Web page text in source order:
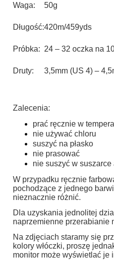
Waga: 50g
Długość:420m/459yds
Próbka: 24 – 32 oczka na
Druty: 3,5mm (US 4) –
Zalecenia:
prać ręcznie w
nie używać chloru
suszyć na płasko
nie prasować
nie suszyć w suszarce
W przypadku ręcznie
pochodzące z jednego
nieznacznie różnić.
Dla uzyskania jednolitej
naprzemienne przerabianie
Na zdjęciach staramy się
kolory włóczki, proszę
monitor może wyświetlać je